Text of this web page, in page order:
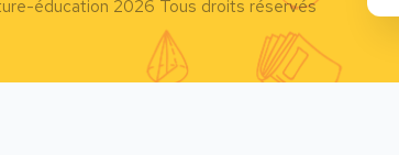
éducation 2026 Tous droits réservés